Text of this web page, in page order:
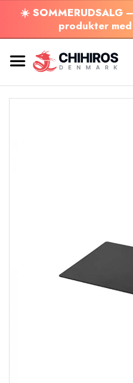
☀️ SOMMERUDSALG–
produkter
to
Content